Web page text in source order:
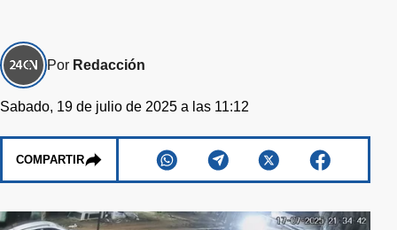
Por Redacción
Sabado, 19 de julio de 2025 a las 11:12
COMPARTIR